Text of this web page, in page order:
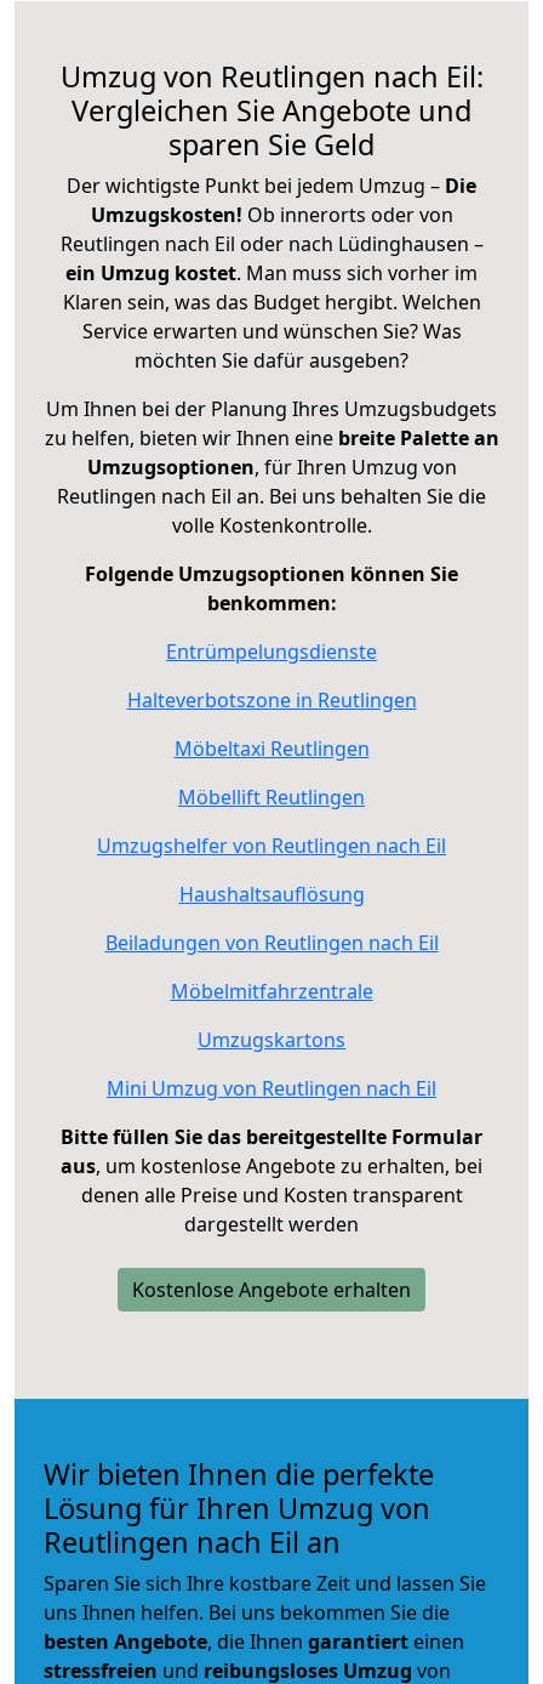
Umzug von Reutlingen nach Eil:
Vergleichen Sie Angebote und
sparen Sie Geld
Der wichtigste Punkt bei jedem Umzug – Die
Umzugskosten! Ob innerorts oder von
Reutlingen nach Eil oder nach Lüdinghausen –
ein Umzug kostet. Man muss sich vorher im
Klaren sein, was das Budget hergibt. Welchen
Service erwarten und wünschen Sie? Was
möchten Sie dafür ausgeben?
Um Ihnen bei der Planung Ihres Umzugsbudgets
zu helfen, bieten wir Ihnen eine breite Palette an
Umzugsoptionen, für Ihren Umzug von
Reutlingen nach Eil an. Bei uns behalten Sie die
volle Kostenkontrolle.
Folgende Umzugsoptionen können Sie
benkommen:
Entrümpelungsdienste
Halteverbotszone in Reutlingen
Möbeltaxi Reutlingen
Möbellift Reutlingen
Umzugshelfer von Reutlingen nach Eil
Haushaltsauflösung
Beiladungen von Reutlingen nach Eil
Möbelmitfahrzentrale
Umzugskartons
Mini Umzug von Reutlingen nach Eil
Bitte füllen Sie das bereitgestellte Formular
aus, um kostenlose Angebote zu erhalten, bei
denen alle Preise und Kosten transparent
dargestellt werden
Kostenlose Angebote erhalten
Wir bieten Ihnen die perfekte
Lösung für Ihren Umzug von
Reutlingen nach Eil an
Sparen Sie sich Ihre kostbare Zeit und lassen Sie
uns Ihnen helfen. Bei uns bekommen Sie die
besten Angebote, die Ihnen garantiert einen
stressfreien und reibungsloses Umzug von